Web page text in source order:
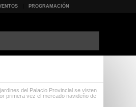
PROGRAMACIÓN
del Palacio Provincial se visten
primera vez el mercado navideño de